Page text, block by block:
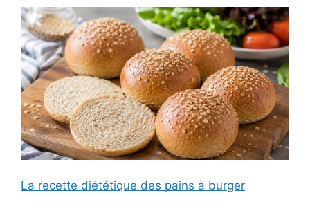
La recette diététique des pains à burger